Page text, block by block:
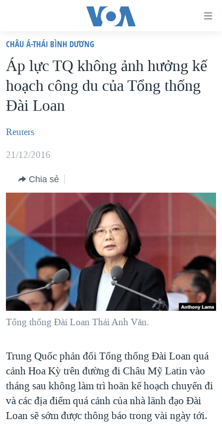
truy
cập
Tới
nội
chính
điều
hướng
chính
tới
"Tìm"
TRANG CHỦ
VIỆT NAM
HOA KỲ
BIỂN ĐÔNG
THẾ GIỚI
DIỄN ĐÀN
MỤC
VẠCH TRẦN TIN GIẢ
NGƯỜI VIỆT HẢI NGOẠI
ĐỜI SỐNG
KINH TẾ
KHOA HỌC
SỨC KHOẺ
VĂN HOÁ
GIÁO DỤC
CHUYÊN ĐỀ
CHIẾN TRANH THƯƠNG MẠI CỦA MỸ: QUÁ KHỨ VÀ HIỆN
HÀNH TRÌNH BẦU CỬ 2024
MỘT NĂM CHIẾN TRANH TẠI DẢI GAZA
GIẢI MÃ VÀNH ĐAI & CON ĐƯỜNG
NGÀY TỊ NẠN THẾ GIỚI
CHI PHÍ CHIẾN TRANH AFGHANISTAN
CÁC GIÁ TRỊ CỘNG HÒA Ở VIỆT NAM
THƯỢNG ĐỈNH TRUMP-KIM TẠI VIỆT NAM
TRỊNH VĨNH BÌNH VS. CHÍNH PHỦ VIỆT NAM
NGƯ DÂN VIỆT VÀ LÀN SÓNG TRỘM HẢI SÂM
HỌC TIẾNG ANH
VIDEO
NGHE
MẠNG XÃ HỘI
Ngôn ngữ khác
CHÂU Á-THÁI BÌNH DƯƠNG
Áp lực TQ không ảnh hưởng kế
hoạch công du của Tổng thống
Đài Loan
Reuters
21/12/2016
Chia sẻ
Tổng thống Đài Loan Thái Anh Văn.
Trung Quốc phản đối Tổng thống Đài Loan quá
cảnh Hoa Kỳ trên đường đi Châu Mỹ Latin vào
tháng sau không làm trì hoãn kế hoạch chuyến đi
và các địa điểm quá cảnh của nhà lãnh đạo Đài
Loan sẽ sớm được thông báo trong vài ngày tới.